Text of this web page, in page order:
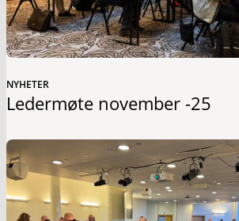
NYHETER
Ledermøte november -25